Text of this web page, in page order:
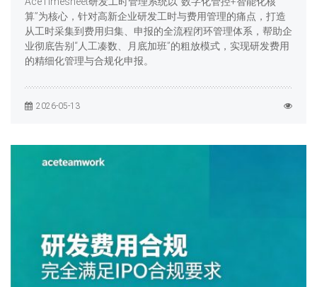
算”为核心，针对高新企业研发工时与费用管理的痛点，打造
从工时采集到费用归集、申报的全流程闭环管理体系，帮助企
业彻底告别“人工凑数、月底加班”的粗放模式，实现研发费用
的精细化管理与合规化申报。
2026-05-13